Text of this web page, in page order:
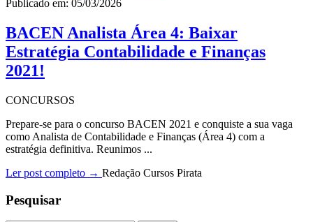
Publicado em: 05/03/2026
BACEN Analista Área 4: Baixar
Estratégia Contabilidade e Finanças
2021!
CONCURSOS
Prepare-se para o concurso BACEN 2021 e conquiste a sua vaga
como Analista de Contabilidade e Finanças (Área 4) com a
estratégia definitiva. Reunimos ...
Ler post completo → Redação Cursos Pirata
Pesquisar